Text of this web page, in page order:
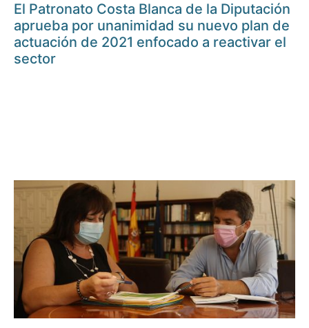
El Patronato Costa Blanca de la Diputación
aprueba por unanimidad su nuevo plan de
actuación de 2021 enfocado a reactivar el
sector